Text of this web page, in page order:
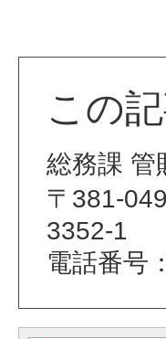
この
総務課 管
〒381-
3352-1
電話番号